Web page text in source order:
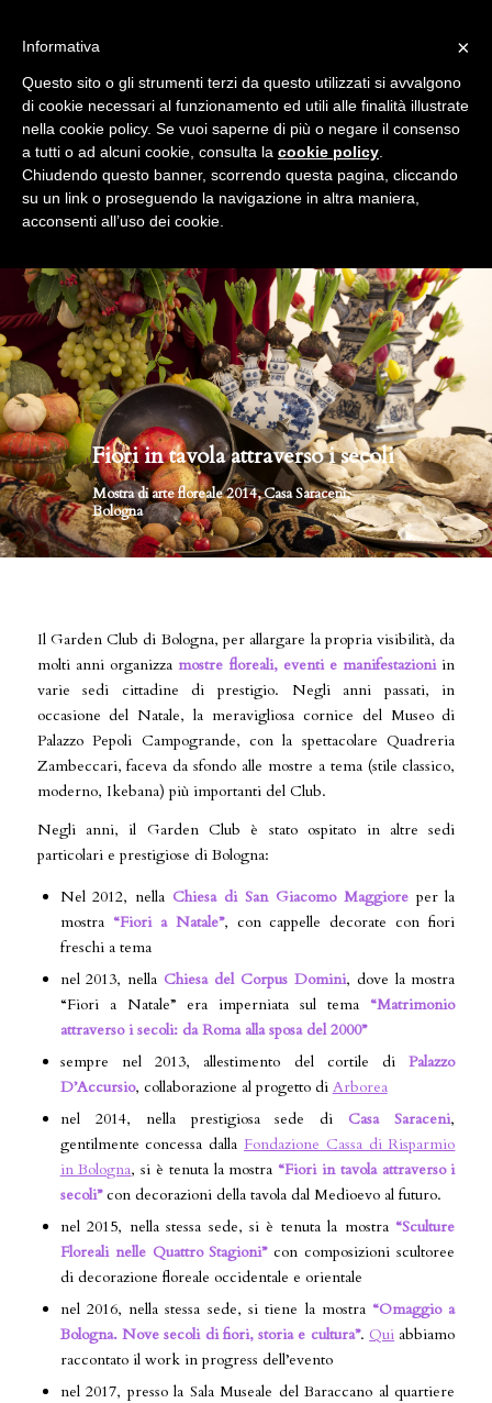
Mostre di arte floreale, eventi,
manifestazioni
Fiori in tavola attraverso i secoli
Mostra di arte floreale 2014, Casa Saraceni,
Bologna
Il Garden Club di Bologna, per allargare la propria visibilità, da
molti anni organizza mostre floreali, eventi e manifestazioni in
varie sedi cittadine di prestigio. Negli anni passati, in
occasione del Natale, la meravigliosa cornice del Museo di
Palazzo Pepoli Campogrande, con la spettacolare Quadreria
Zambeccari, faceva da sfondo alle mostre a tema (stile classico,
moderno, Ikebana) più importanti del Club.
Negli anni, il Garden Club è stato ospitato in altre sedi
particolari e prestigiose di Bologna:
Nel 2012, nella Chiesa di San Giacomo Maggioreper la
mostra “Fiori a Natale”, con cappelle decorate con fiori
freschi a tema
nel 2013, nella Chiesa del Corpus Domini, dove la mostra
“Fiori a Natale” era imperniata sul tema “Matrimonio
attraverso i secoli: da Roma alla sposa del 2000”
sempre nel 2013, allestimento del cortile diPalazzo
D’Accursio, collaborazione al progetto di Arborea
nel 2014, nella prestigiosa sede di Casa Saraceni,
gentilmente concessa dalla Fondazione Cassa di Risparmio
in Bologna, si è tenuta la mostra “Fiori in tavola attraverso i
secoli”con decorazioni della tavola dal Medioevo al futuro.
nel 2015, nella stessa sede, si è tenuta la mostra “Sculture
Floreali nelle Quattro Stagioni”con composizioni scultoree
di decorazione floreale occidentale e orientale
nel 2016, nella stessa sede, si tiene la mostra “Omaggio a
Bologna. Nove secoli di fiori, storia e cultura”. Qui abbiamo
raccontato il work in progress dell’evento
nel 2017, presso la Sala Museale del Baraccano al quartiere
accetta l'uso dei cookies previsto nella pagina dedicata.
Fai clic per abilitare/disabilitare il tracciamento di
Google Analytics.
OK Privacy e cookie policy
×
Informativa
Questo sito o gli strumenti terzi da questo utilizzati si avvalgono
di cookie necessari al funzionamento ed utili alle finalità illustrate
nella cookie policy. Se vuoi saperne di più o negare il consenso
a tutti o ad alcuni cookie, consulta la cookie policy
Chiudendo questo banner, scorrendo questa pagina, cliccando
su un link o proseguendo la navigazione in altra maniera,
acconsenti all’uso dei cookie.